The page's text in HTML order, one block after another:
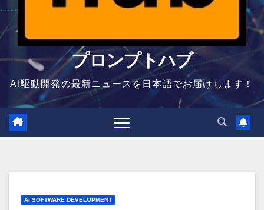
プロンプトハブ
AI駆動開発の最新ニュースを日本語でお届けします！
AI SOFTWARE DEVELOPMENT